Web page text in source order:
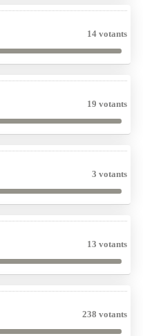
14 votants
19 votants
3 votants
13 votants
238 votants